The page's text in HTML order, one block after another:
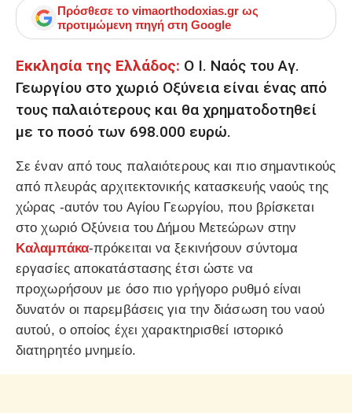
Πρόσθεσε το vimaorthodoxias.gr ως
προτιμώμενη πηγή στη Google
Εκκλησία της Ελλάδος: Ο Ι. Ναός του Αγ.
Γεωργίου στο χωριό Οξύνεια είναι ένας από
τους παλαιότερους και θα χρηματοδοτηθεί
με το ποσό των 698.000 ευρώ.
Σε έναν από τους παλαιότερους και πιο σημαντικούς
από πλευράς αρχιτεκτονικής κατασκευής ναούς της
χώρας -αυτόν του Αγίου Γεωργίου, που βρίσκεται
στο χωριό Οξύνεια του Δήμου Μετεώρων στην
Καλαμπάκα-πρόκειται να ξεκινήσουν σύντομα
εργασίες αποκατάστασης έτσι ώστε να
προχωρήσουν με όσο πιο γρήγορο ρυθμό είναι
δυνατόν οι παρεμβάσεις για την διάσωση του ναού
αυτού, ο οποίος έχει χαρακτηρισθεί ιστορικό
διατηρητέο μνημείο.